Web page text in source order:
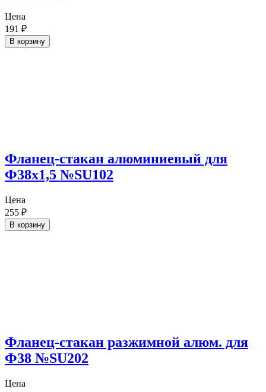
Цена
191 ₽
В корзину
Фланец-стакан алюминиевый для
Ф38х1,5 №SU102
Цена
255 ₽
В корзину
Фланец-стакан разжимной алюм. для
Ф38 №SU202
Цена